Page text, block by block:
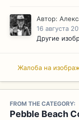
Автор:
16 августа
Другие
Жалоба на
FROM THE CATEGORY:
Pebble Beach